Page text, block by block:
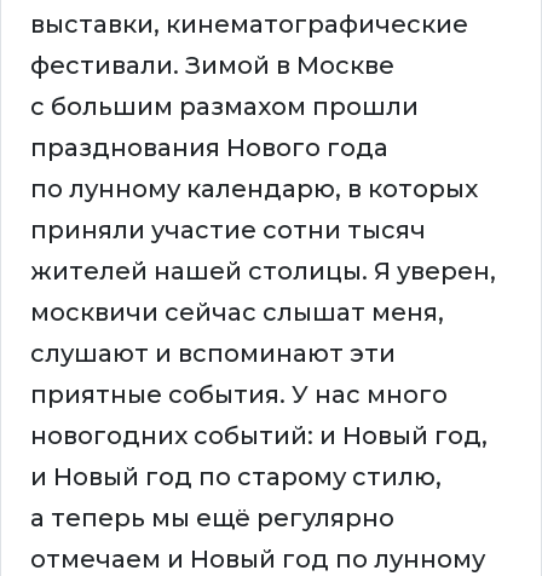
выставки, кинематографические
фестивали. Зимой в Москве
с большим размахом прошли
празднования Нового года
по лунному календарю, в которых
приняли участие сотни тысяч
жителей нашей столицы. Я уверен,
москвичи сейчас слышат меня,
слушают и вспоминают эти
приятные события. У нас много
новогодних событий: и Новый год,
и Новый год по старому стилю,
а теперь мы ещё регулярно
отмечаем и Новый год по лунному